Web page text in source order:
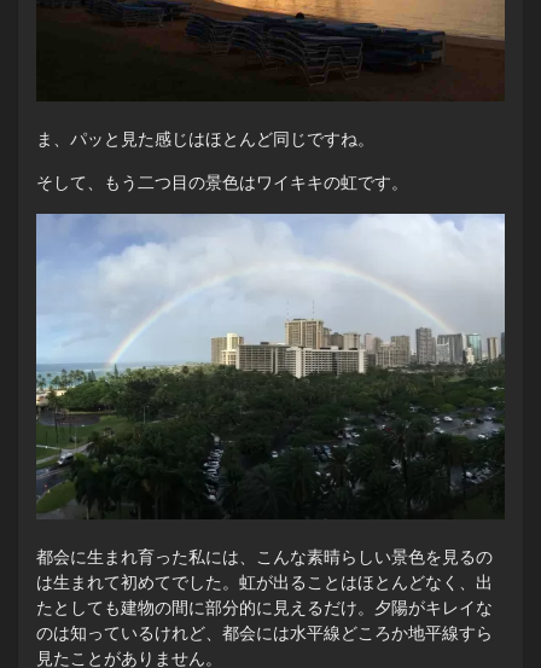
ま、パッと見た感じはほとんど同じですね。
そして、もう二つ目の景色はワイキキの虹です。
都会に生まれ育った私には、こんな素晴らしい景色を見るの
は生まれて初めてでした。虹が出ることはほとんどなく、出
たとしても建物の間に部分的に見えるだけ。夕陽がキレイな
のは知っているけれど、都会には水平線どころか地平線すら
見たことがありません。